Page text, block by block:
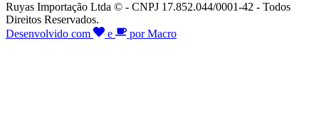
Ruyas Importação Ltda © - CNPJ 17.852.044/0001-42 - Todos
Direitos Reservados.
Desenvolvido com
e por Macro